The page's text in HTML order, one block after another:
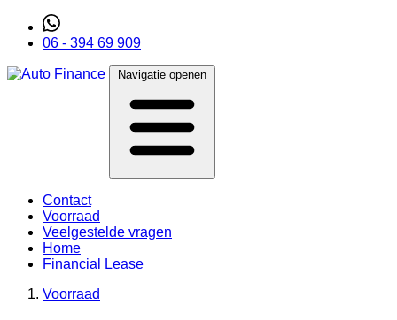
06 - 394 69 909
Navigatie openen
Contact
Voorraad
Veelgestelde vragen
Home
Financial Lease
Voorraad